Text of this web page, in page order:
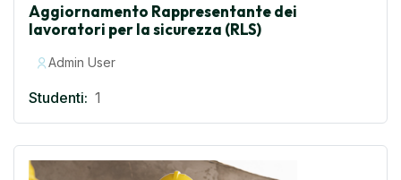
Aggiornamento Rappresentante dei
lavoratori per la sicurezza (RLS)
Admin User
Studenti: 1